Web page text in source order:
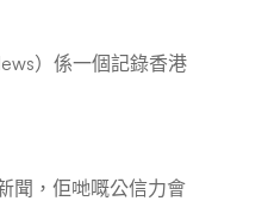
）係一個記錄香港
聞，佢哋嘅公信力會